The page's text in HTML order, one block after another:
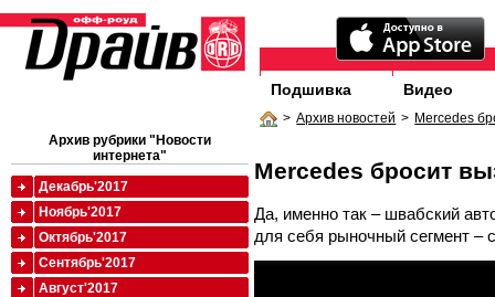
Подшивка Видео
> Архив новостей > Mercedes
Mercedes бросит
Да, именно так – швабский
для себя рыночный сегмент –
Архив рубрики "Новости
интернета"
Декабрь'2017
Ноябрь'2017
Октябрь'2017
Сентябрь'2017
Август'2017